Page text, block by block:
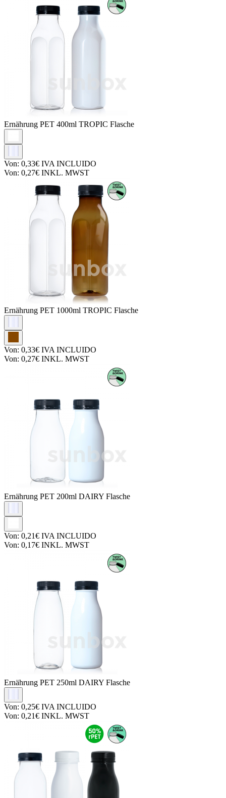
Ernährung PET 400ml TROPIC Flasche
Von: 0,33€ IVA INCLUIDO
Von: 0,27€ INKL. MWST
Ernährung PET 1000ml TROPIC Flasche
Von: 0,33€ IVA INCLUIDO
Von: 0,27€ INKL. MWST
Ernährung PET 200ml DAIRY Flasche
Von: 0,21€ IVA INCLUIDO
Von: 0,17€ INKL. MWST
Ernährung PET 250ml DAIRY Flasche
Von: 0,25€ IVA INCLUIDO
Von: 0,21€ INKL. MWST